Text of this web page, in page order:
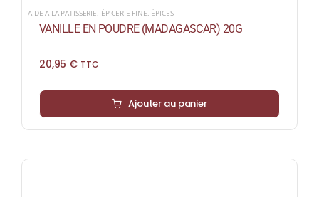
AIDE A LA PATISSERIE ÉPICERIE FINE ÉPICES
VANILLE EN POUDRE (MADAGASCAR) 20G
20,95 € TTC
Ajouter au panier